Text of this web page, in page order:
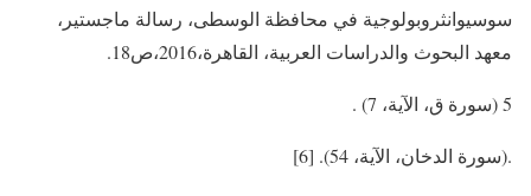
سوسيوانثروبولوجية في محافظة الوسطى، رسالة ماجستير،
معهد البحوث والدراسات العربية، القاهرة،2016،ص18.
5 (سورة ق، الآية، 7) .
.(سورة الدخان، الآية، 54). [6]